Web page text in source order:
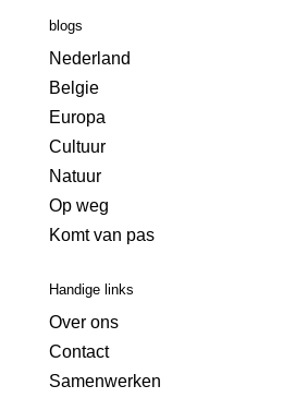
blogs
Nederland
Belgie
Europa
Cultuur
Natuur
Op weg
Komt van pas
Handige links
Over ons
Contact
Samenwerken